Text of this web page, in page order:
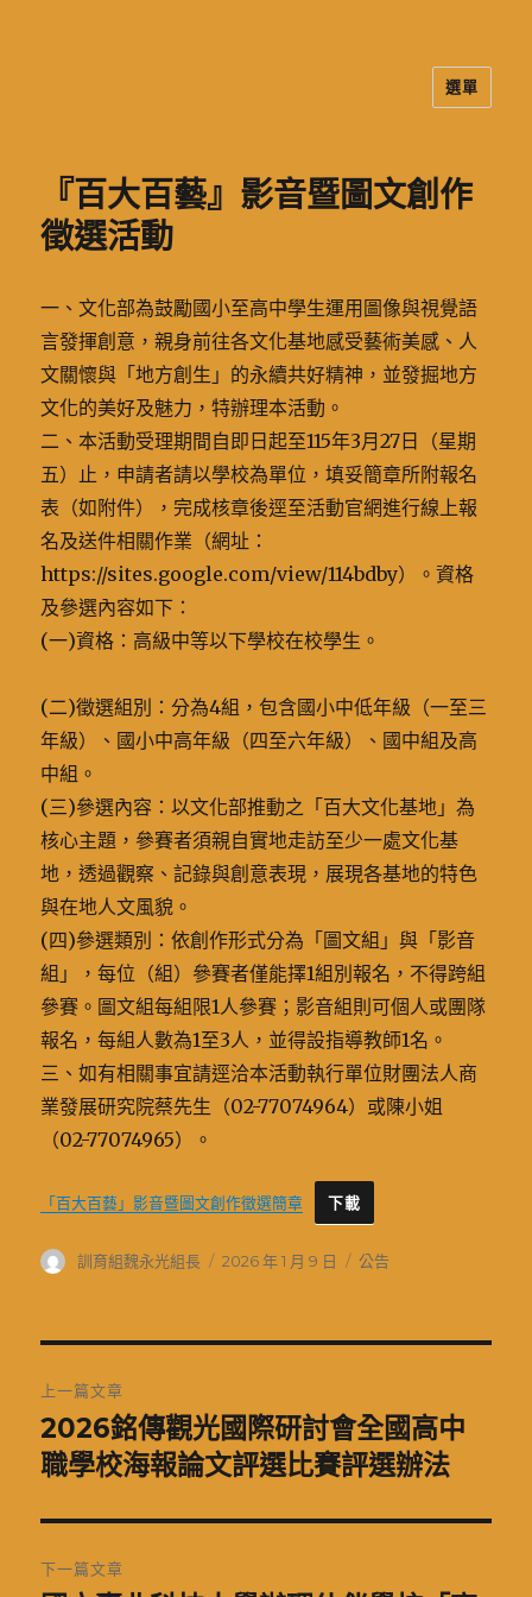
選單
『百大百藝』影音暨圖文創作
徵選活動
一、文化部為鼓勵國小至高中學生運用圖像與視覺語
言發揮創意，親身前往各文化基地感受藝術美感、人
文關懷與「地方創生」的永續共好精神，並發掘地方
文化的美好及魅力，特辦理本活動。
二、本活動受理期間自即日起至115年3月27日（星期
五）止，申請者請以學校為單位，填妥簡章所附報名
表（如附件），完成核章後逕至活動官網進行線上報
名及送件相關作業（網址：
https://sites.google.com/view/114bdby）。資格
及參選內容如下：
(一)資格：高級中等以下學校在校學生。
(二)徵選組別：分為4組，包含國小中低年級（一至三
年級）、國小中高年級（四至六年級）、國中組及高
中組。
(三)參選內容：以文化部推動之「百大文化基地」為
核心主題，參賽者須親自實地走訪至少一處文化基
地，透過觀察、記錄與創意表現，展現各基地的特色
與在地人文風貌。
(四)參選類別：依創作形式分為「圖文組」與「影音
組」，每位（組）參賽者僅能擇1組別報名，不得跨組
參賽。圖文組每組限1人參賽；影音組則可個人或團隊
報名，每組人數為1至3人，並得設指導教師1名。
三、如有相關事宜請逕洽本活動執行單位財團法人商
業發展研究院蔡先生（02-77074964）或陳小姐
（02-77074965）。
「百大百藝」影音暨圖文創作徵選簡章 下載
作
訓育組魏永光組長
發
2026 年 1 月 9 日
分
公告
章
導
覽
上一篇文章
上
一
文
章:
2026銘傳觀光國際研討會全國高中
職學校海報論文評選比賽評選辦法
下一篇文章